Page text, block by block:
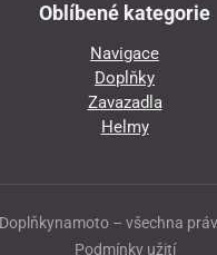
Oblíbené kategorie
Navigace
Doplňky
Zavazadla
Helmy
– všechna
Podmínky užití